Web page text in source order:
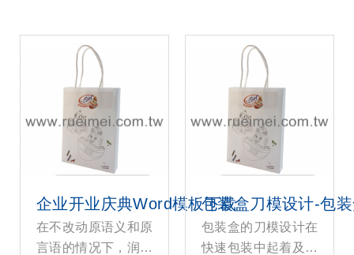
企业开业庆典Word模板下载
在不改动原语义和原
言语的情况下，润饰
包装盒刀模设计-包
包装盒的刀模设计在
快速包装中起着及其